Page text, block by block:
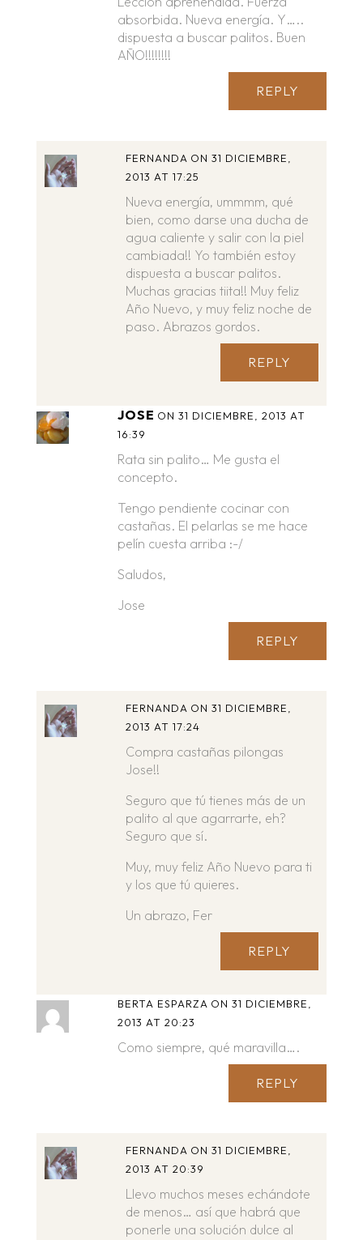
absorbida. Nueva energía. Y…..
dispuesta a buscar palitos. Buen
AÑO!!!!!!!!
REPLY
FERNANDA ON 31 DICIEMBRE,
2013 AT 17:25
Nueva energía, ummmm, qué
bien, como darse una ducha de
agua caliente y salir con la piel
cambiada!! Yo también estoy
dispuesta a buscar palitos.
Muchas gracias tiita!! Muy feliz
Año Nuevo, y muy feliz noche de
paso. Abrazos gordos.
REPLY
JOSE ON 31 DICIEMBRE, 2013 AT
16:39
Rata sin palito… Me gusta el
concepto.
Tengo pendiente cocinar con
castañas. El pelarlas se me hace
pelín cuesta arriba :-/
Saludos,
Jose
REPLY
FERNANDA ON 31 DICIEMBRE,
2013 AT 17:24
Compra castañas pilongas
Jose!!
Seguro que tú tienes más de un
palito al que agarrarte, eh?
Seguro que sí.
Muy, muy feliz Año Nuevo para ti
y los que tú quieres.
Un abrazo, Fer
REPLY
BERTA ESPARZA ON 31 DICIEMBRE,
2013 AT 20:23
Como siempre, qué maravilla….
REPLY
FERNANDA ON 31 DICIEMBRE,
2013 AT 20:39
Llevo muchos meses echándote
de menos… así que habrá que
ponerle una solución dulce al